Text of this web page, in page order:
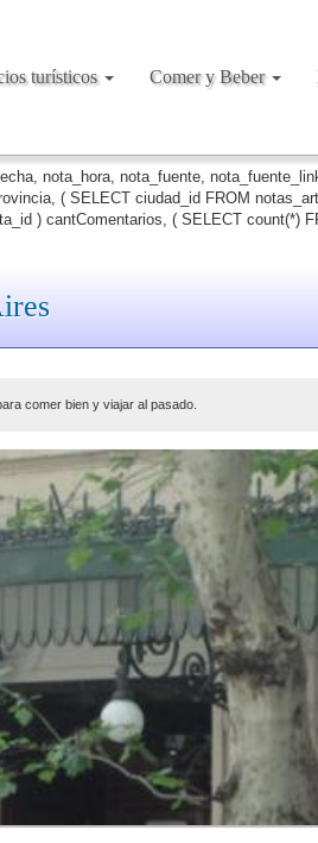
nota_hora, nota_fuente,
( SELECT ciudad_id FROM
) cantComentarios, ( SELECT count(*)
turísticos Comer y Beber
comer bien y viajar al pasado.